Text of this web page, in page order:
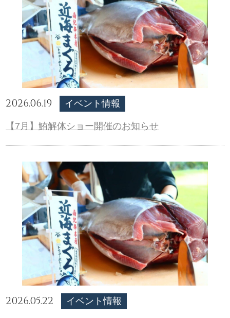
2026.06.19 イベント情報
【7月】鮪解体ショー開催のお知らせ
2026.05.22 イベント情報